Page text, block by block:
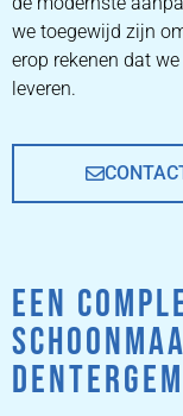
we toegewijd zijn
erop rekenen dat
leveren.
EEN